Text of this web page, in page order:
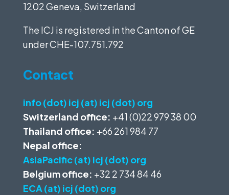
1202 Geneva, Switzerland
The ICJ is registered in the Canton of GE
underCHE-107.751.792
Contact
info (dot) icj (at) icj (dot) org
Switzerland office: +41 (0)22 979 38 00
Thailand office: +66 261 984 77
Nepal office:
AsiaPacific (at) icj (dot) org
Belgium office: +32 2 734 84 46
ECA (at) icj (dot) org